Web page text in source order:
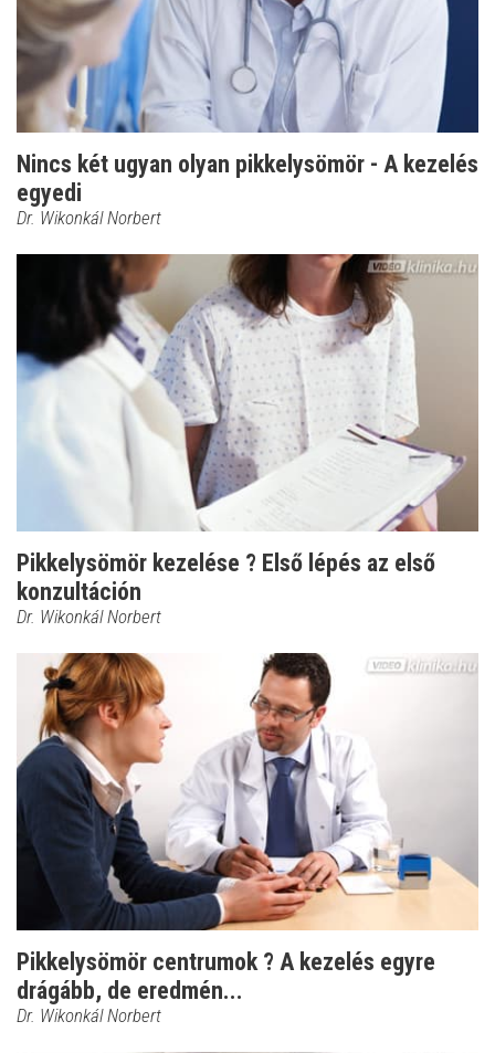
Nincs két ugyan olyan pikkelysömör - A kezelés
egyedi
Dr. Wikonkál Norbert
Pikkelysömör kezelése ? Első lépés az első
konzultáción
Dr. Wikonkál Norbert
Pikkelysömör centrumok ? A kezelés egyre
drágább, de eredmén...
Dr. Wikonkál Norbert